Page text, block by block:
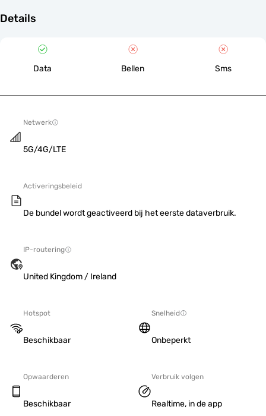
Details
Data Bellen Sms
Netwerk
5G/4G/LTE
Activeringsbeleid
De bundel wordt geactiveerd bij het eerste dataverbruik.
IP-routering
United Kingdom / Ireland
Hotspot
Beschikbaar
Snelheid
Onbeperkt
Opwaarderen
Beschikbaar
Verbruik volgen
Realtime, in de app